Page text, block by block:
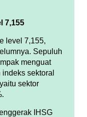
7,155
level 7,155,
Sepuluh
menguat
sektoral
sektor
IHSG